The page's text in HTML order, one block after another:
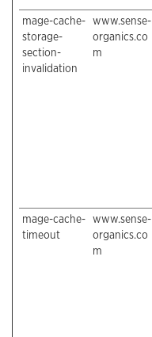
mage-cache-
storage-
section-
invalidation
www.sense-
organics.co
m
mage-cache-
timeout
www.sense-
organics.co
m